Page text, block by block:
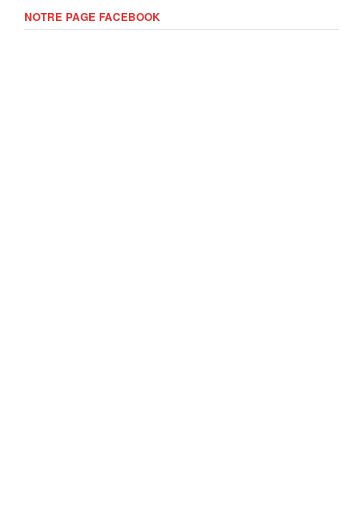
NOTRE PAGE FACEBOOK